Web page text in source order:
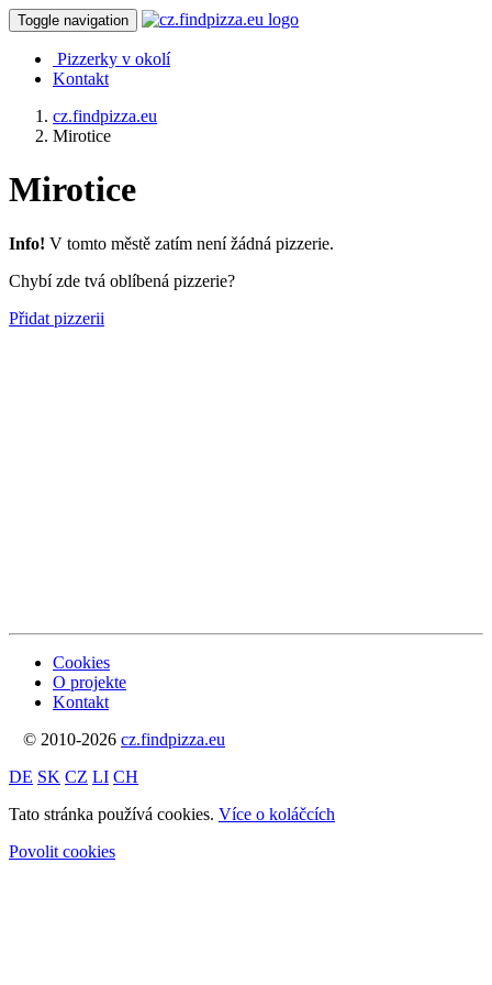
Toggle navigation
Pizzerky v okolí
Kontakt
cz.findpizza.eu
Mirotice
Mirotice
Info! V tomto městě zatím není žádná pizzerie.
Chybí zde tvá oblíbená pizzerie?
Přidat pizzerii
Cookies
O projekte
Kontakt
© 2010-2026 cz.findpizza.eu
DE SK CZ LI CH
Tato stránka používá cookies. Více o koláčcích
Povolit cookies